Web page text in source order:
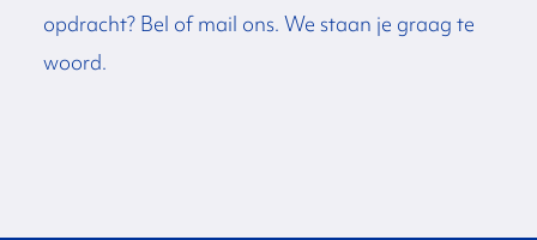
opdracht? Bel of mail ons. We staan je graag te
woord.